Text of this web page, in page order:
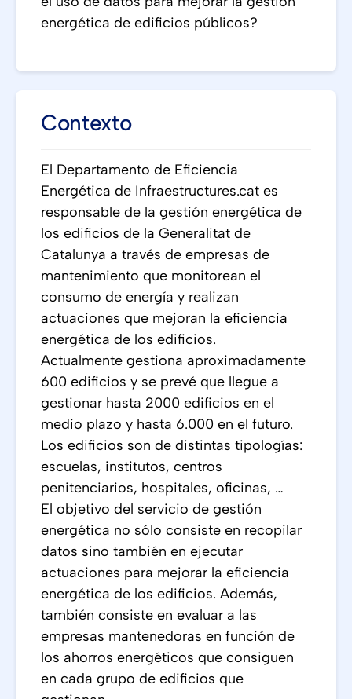
energética de edificios públicos?
Contexto
El Departamento de Eficiencia
Energética de Infraestructures.cat es
responsable de la gestión energética de
los edificios de la Generalitat de
Catalunya a través de empresas de
mantenimiento que monitorean el
consumo de energía y realizan
actuaciones que mejoran la eficiencia
energética de los edificios.
Actualmente gestiona aproximadamente
600 edificios y se prevé que llegue a
gestionar hasta 2000 edificios en el
medio plazo y hasta 6.000 en el futuro.
Los edificios son de distintas tipologías:
escuelas, institutos, centros
penitenciarios, hospitales, oficinas, …
El objetivo del servicio de gestión
energética no sólo consiste en recopilar
datos sino también en ejecutar
actuaciones para mejorar la eficiencia
energética de los edificios. Además,
también consiste en evaluar a las
empresas mantenedoras en función de
los ahorros energéticos que consiguen
en cada grupo de edificios que